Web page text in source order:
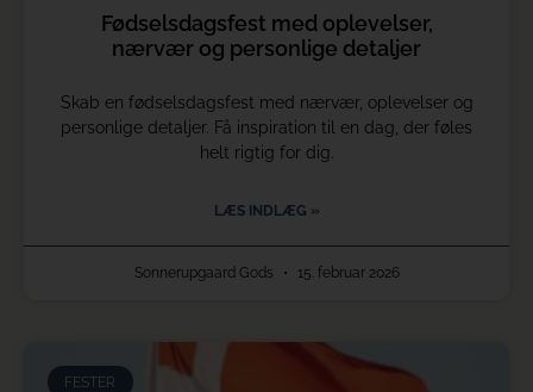
Fødselsdagsfest med oplevelser,
nærvær og personlige detaljer
Skab en fødselsdagsfest med nærvær, oplevelser og
personlige detaljer. Få inspiration til en dag, der føles
helt rigtig for dig.
LÆS INDLÆG »
Sonnerupgaard Gods 15. februar 2026
FESTER